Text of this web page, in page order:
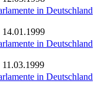
in Deutschland
14.01.1999
in Deutschland
in Deutschland